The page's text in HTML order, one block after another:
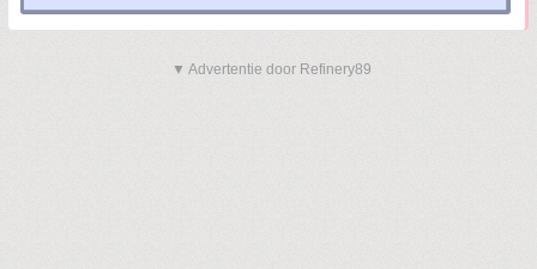
▼ Advertentie door Refinery89